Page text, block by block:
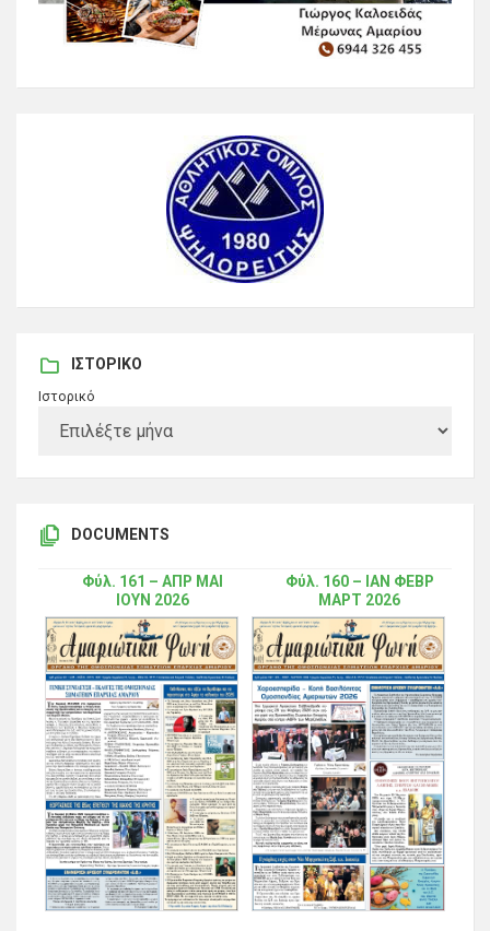
ΙΣΤΟΡΙΚΌ
Ιστορικό
DOCUMENTS
Φύλ. 161 – ΑΠΡ ΜΑΙ
ΙΟΥΝ 2026
Φύλ. 160 – ΙΑΝ ΦΕΒΡ
ΜΑΡΤ 2026